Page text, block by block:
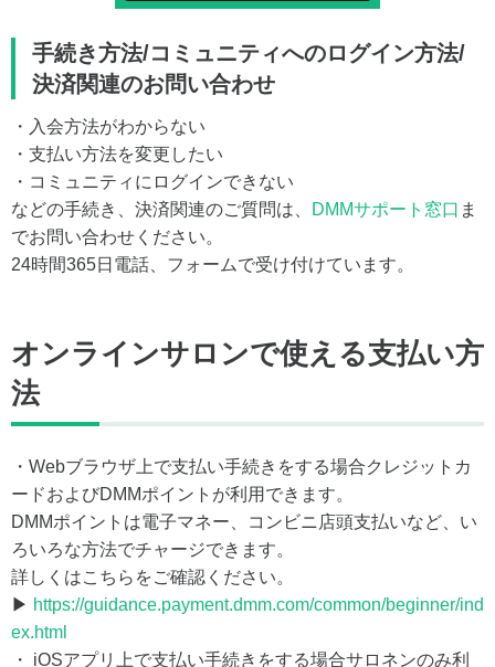
手続き方法/コミュニティへのログイン方法/
決済関連のお問い合わせ
・入会方法がわからない
・支払い方法を変更したい
・コミュニティにログインできない
などの手続き、決済関連のご質問は、
DMMサポート窓口 ま
でお問い合わせください。
24時間365日電話、フォームで受け付けています。
オンラインサロンで使える支払い方
法
・Webブラウザ上で支払い手続きをする場合クレジットカ
ードおよびDMMポイントが利用できます。
DMMポイントは電子マネー、コンビニ店頭支払いなど、い
ろいろな方法でチャージできます。
詳しくはこちらをご確認ください。
▶ https://guidance.payment.dmm.com/common/beginner/ind
ex.html
・ iOSアプリ上で支払い手続きをする場合サロネンのみ利